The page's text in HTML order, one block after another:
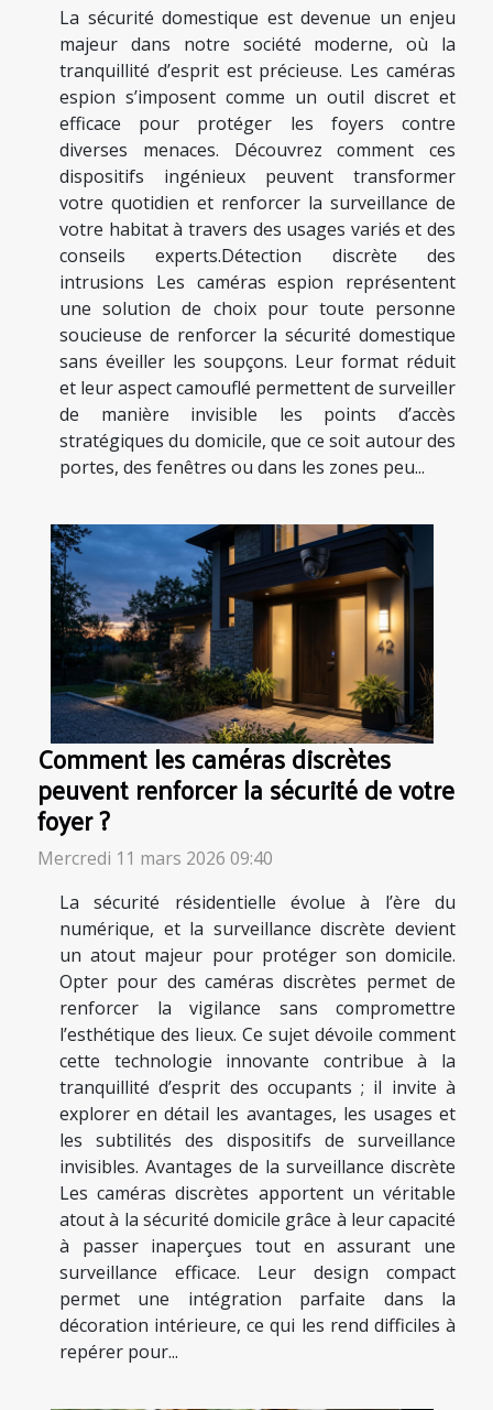
La sécurité domestique est devenue un enjeu
majeur dans notre société moderne, où la
tranquillité d’esprit est précieuse. Les caméras
espion s’imposent comme un outil discret et
efficace pour protéger les foyers contre
diverses menaces. Découvrez comment ces
dispositifs ingénieux peuvent transformer
votre quotidien et renforcer la surveillance de
votre habitat à travers des usages variés et des
conseils experts.Détection discrète des
intrusions Les caméras espion représentent
une solution de choix pour toute personne
soucieuse de renforcer la sécurité domestique
sans éveiller les soupçons. Leur format réduit
et leur aspect camouflé permettent de surveiller
de manière invisible les points d’accès
stratégiques du domicile, que ce soit autour des
portes, des fenêtres ou dans les zones peu...
Comment les caméras discrètes
peuvent renforcer la sécurité de votre
foyer ?
Mercredi 11 mars 2026 09:40
La sécurité résidentielle évolue à l’ère du
numérique, et la surveillance discrète devient
un atout majeur pour protéger son domicile.
Opter pour des caméras discrètes permet de
renforcer la vigilance sans compromettre
l’esthétique des lieux. Ce sujet dévoile comment
cette technologie innovante contribue à la
tranquillité d’esprit des occupants ; il invite à
explorer en détail les avantages, les usages et
les subtilités des dispositifs de surveillance
invisibles. Avantages de la surveillance discrète
Les caméras discrètes apportent un véritable
atout à la sécurité domicile grâce à leur capacité
à passer inaperçues tout en assurant une
surveillance efficace. Leur design compact
permet une intégration parfaite dans la
décoration intérieure, ce qui les rend difficiles à
repérer pour...